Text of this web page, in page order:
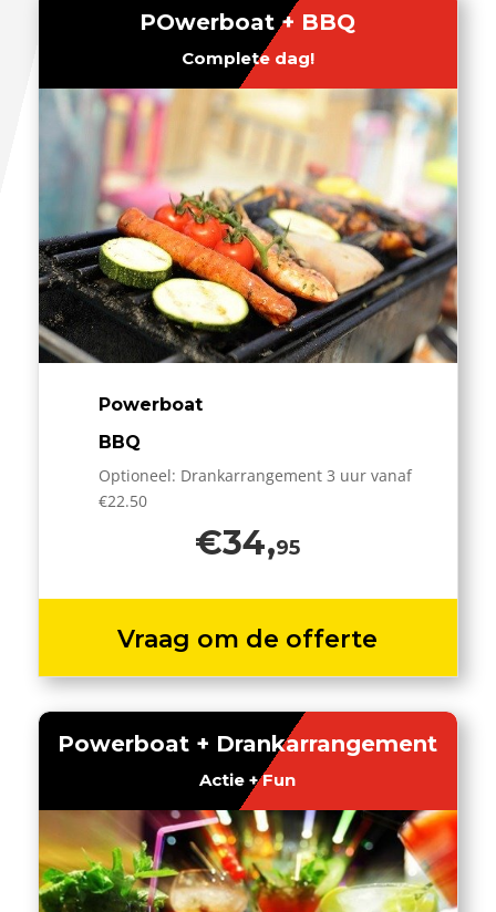
POwerboat + BBQ
Complete dag!
Powerboat
BBQ
Optioneel: Drankarrangement 3 uur vanaf
€22.50
€34,95
Vraag om de offerte
Powerboat + Drankarrangement
Actie + Fun